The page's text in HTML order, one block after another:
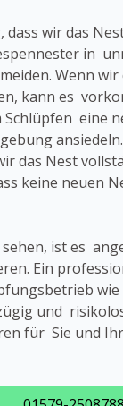
dass wir das
in
Wenn
kann es
Schlüpfen eine
das Nest
keine neuen
ist es
Ein
und
für Sie und